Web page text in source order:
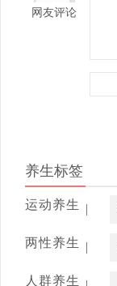
网友评论
养生标签
运动养生 |
两性养生 |
人群养生